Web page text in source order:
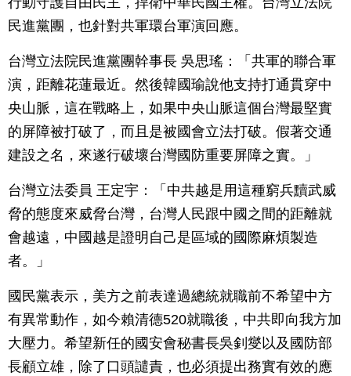
民進黨團，也針對共軍環台軍演回應。
台灣立法院民進黨團幹事長 吳思瑤：「共軍的聯合軍
演，距離花蓮最近。然後韓國瑜說他支持打通貫穿中
央山脈，這在戰略上，如果中央山脈這個台灣最堅實
的屏障被打破了，而且是被國會立法打破。假著交通
建設之名，來遂行破壞台灣國防重要屏障之實。」
台灣立法委員 王定宇：「中共越是用這種窮兵黷武威
脅的態度來威脅台灣，台灣人民跟中國之間的距離就
會越遠，中國越是證明自己是區域的國際麻煩製造
者。」
國民黨表示，美方之前表達過總統就職前不希望中方
有異常動作，如今賴清德520就職後，中共即向我方加
大壓力。希望新任的國安會秘書長吳釗燮以及國防部
長顧立雄，除了口頭譴責，也必須提出務實有效的應